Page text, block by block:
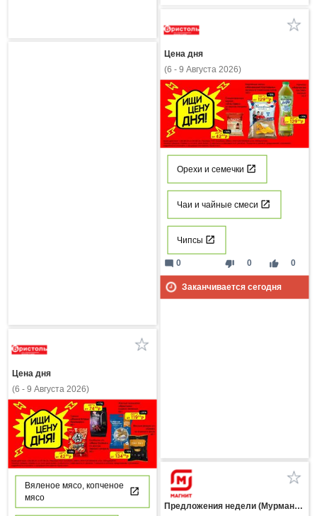
Цена дня
(6 - 9 Августа 2026)
Орехи и семечки
Чаи и чайные смеси
Чипсы
thumb_down 0 thumb_up 0
mode_comment 0
Заканчивается сегодня
Цена дня
(6 - 9 Августа 2026)
Вяленое мясо, копченое
мясо
Предложения недели (Мурманская область)